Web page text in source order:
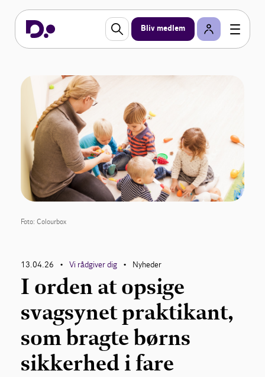
Bliv medlem
Foto: Colourbox
13.04.26 • Vi rådgiver dig • Nyheder
I orden at opsige
svagsynet praktikant,
som bragte børns
sikkerhed i fare